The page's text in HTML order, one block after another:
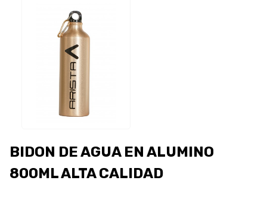
BIDON DE AGUA EN ALUMINO
800ML ALTA CALIDAD